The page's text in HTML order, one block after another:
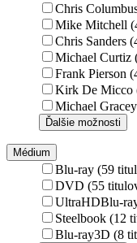
Chris
Mike Mitchell
Chris Sanders
Michael Curtiz
Frank Pierson
Kirk De Micco
Michael
Ďalšie možnosti
Médium
Blu-ray (59
DVD (55
UltraHDBlu-
Steelbook (12
Blu-ray3D (8